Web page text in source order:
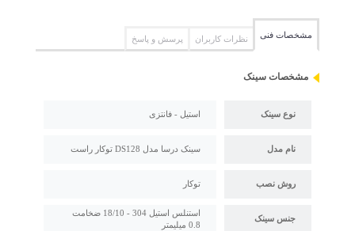
مشخصات فنی نظرات کاربران پرسش و پاسخ
مشخصات سینک
نوع سینک استیل - فانتزی
نام مدل سینک درسا مدل DS128 توکار راست
روش نصب توکار
جنس سینک
استنلس استیل 304 - 18/10 ضخامت
0.8 میلیمتر